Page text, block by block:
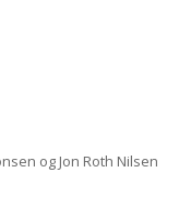
og Jon Roth Nilsen